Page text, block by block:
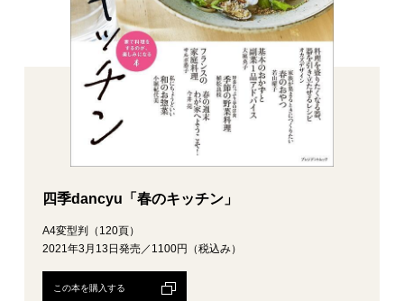
四季dancyu「春のキッチン」
A4変型判（120頁）
2021年3月13日発売／1100円（税込み）
この本を購入する